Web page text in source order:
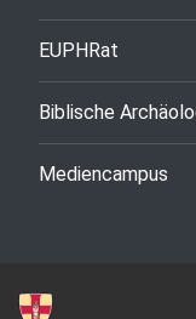
EUPHRat
Biblische
Mediencampus